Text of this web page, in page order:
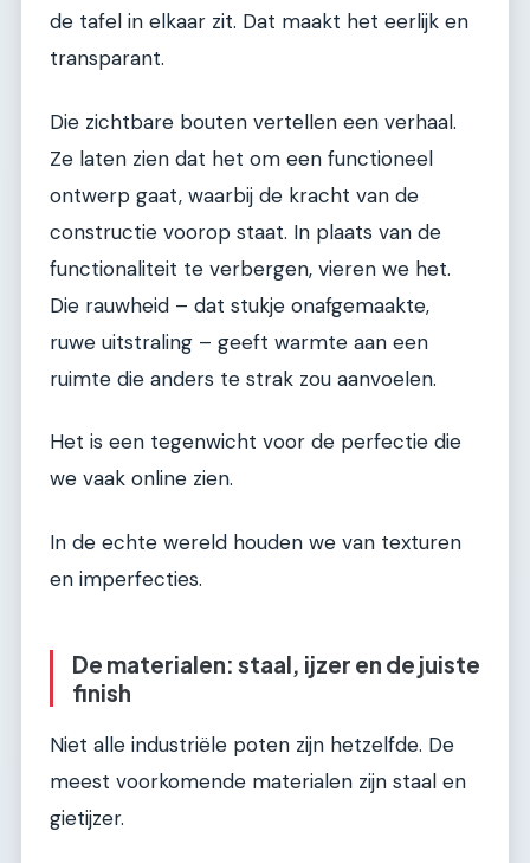
de tafel in elkaar zit. Dat maakt het eerlijk en
transparant.
Die zichtbare bouten vertellen een verhaal.
Ze laten zien dat het om een functioneel
ontwerp gaat, waarbij de kracht van de
constructie voorop staat. In plaats van de
functionaliteit te verbergen, vieren we het.
Die rauwheid – dat stukje onafgemaakte,
ruwe uitstraling – geeft warmte aan een
ruimte die anders te strak zou aanvoelen.
Het is een tegenwicht voor de perfectie die
we vaak online zien.
In de echte wereld houden we van texturen
en imperfecties.
De materialen: staal, ijzer en de juiste
finish
Niet alle industriële poten zijn hetzelfde. De
meest voorkomende materialen zijn staal en
gietijzer.